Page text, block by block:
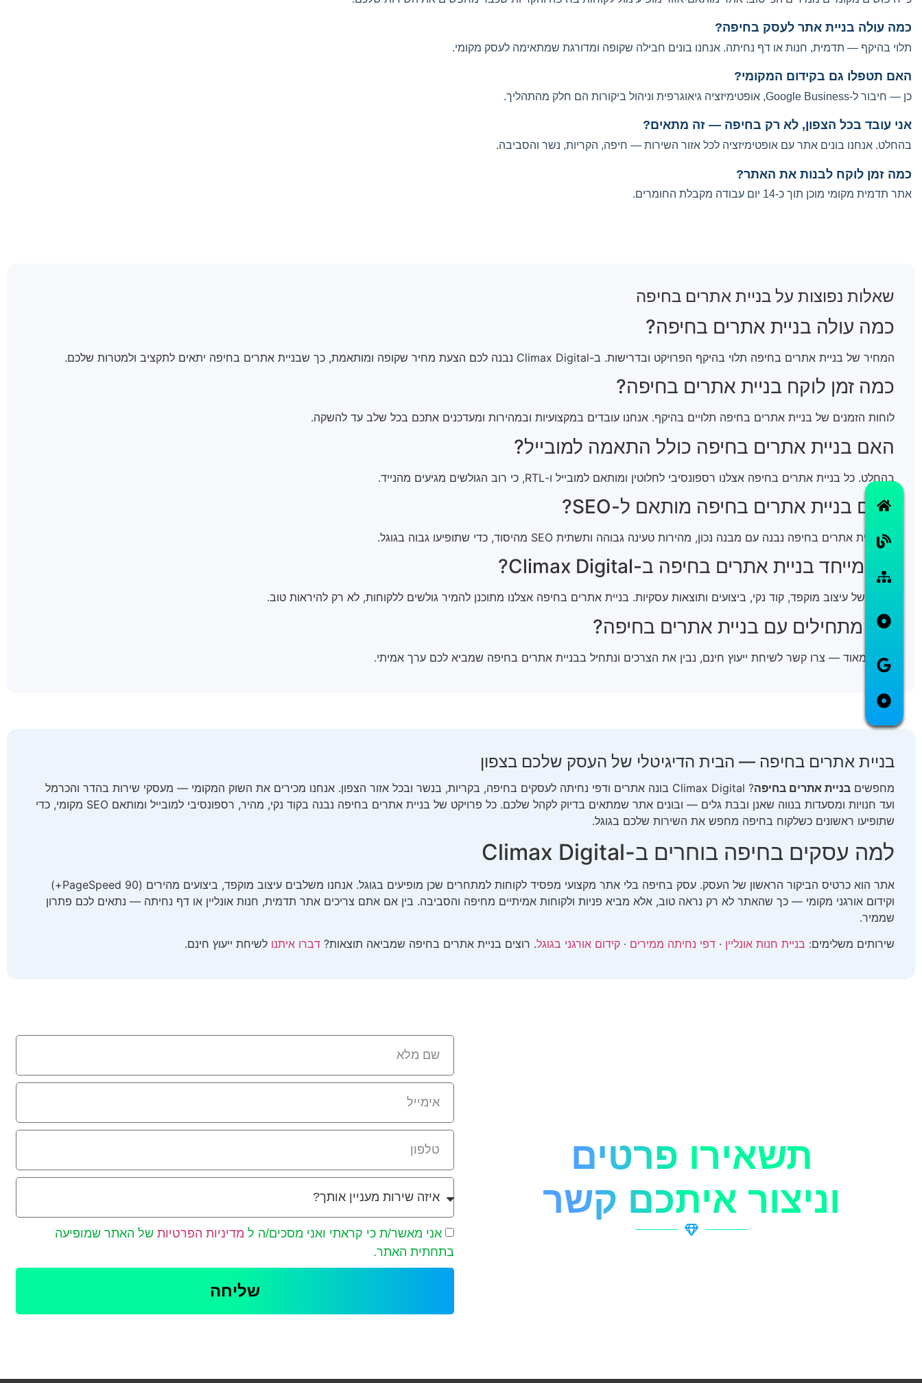
כמה עולה בניית אתר לעסק בחיפה?
תלוי בהיקף — תדמית, חנות או דף נחיתה. אנחנו בונים חבילה שקופה ומדורגת שמתאימה לעסק מקומי.
האם תטפלו גם בקידום המקומי?
כן — חיבור ל-Google Business, אופטימיזציה גיאוגרפית וניהול ביקורות הם חלק מהתהליך.
אני עובד בכל הצפון, לא רק בחיפה — זה מתאים?
בהחלט. אנחנו בונים אתר עם אופטימיזציה לכל אזור השירות — חיפה, הקריות, נשר והסביבה.
כמה זמן לוקח לבנות את האתר?
אתר תדמית מקומי מוכן תוך כ-14 יום עבודה מקבלת החומרים.
שאלות נפוצות על בניית אתרים בחיפה
כמה עולה בניית אתרים בחיפה?
המחיר של בניית אתרים בחיפה תלוי בהיקף הפרויקט ובדרישות. ב-Climax Digital נבנה לכם הצעת מחיר שקופה ומותאמת, כך שבניית אתרים בחיפה יתאים לתקציב ולמטרות שלכם.
כמה זמן לוקח בניית אתרים בחיפה?
לוחות הזמנים של בניית אתרים בחיפה תלויים בהיקף. אנחנו עובדים במקצועיות ובמהירות ומעדכנים אתכם בכל שלב עד להשקה.
האם בניית אתרים בחיפה כולל התאמה למובייל?
בהחלט. כל בניית אתרים בחיפה אצלנו רספונסיבי לחלוטין ומותאם למובייל ו-RTL, כי רוב הגולשים מגיעים מהנייד.
האם בניית אתרים בחיפה מותאם ל-SEO?
כן. בניית אתרים בחיפה נבנה עם מבנה נכון, מהירות טעינה גבוהה ותשתית SEO מהיסוד, כדי שתופיעו גבוה בגוגל.
מה מייחד בניית אתרים בחיפה ב-Climax Digital?
שילוב של עיצוב מוקפד, קוד נקי, ביצועים ותוצאות עסקיות. בניית אתרים בחיפה אצלנו מתוכנן להמיר גולשים ללקוחות, לא רק להיראות טוב.
איך מתחילים עם בניית אתרים בחיפה?
פשוט מאוד — צרו קשר לשיחת ייעוץ חינם, נבין את הצרכים ונתחיל בבניית אתרים בחיפה שמביא לכם ערך אמיתי.
בניית אתרים בחיפה — הבית הדיגיטלי של העסק שלכם בצפון
מחפשים בניית אתרים בחיפה
? Climax Digital בונה אתרים ודפי נחיתה לעסקים בחיפה, בקריות, בנשר ובכל אזור הצפון. אנחנו מכירים את השוק המקומי — מעסקי שירות בהדר והכרמל
ועד חנויות ומסעדות בנווה שאנן ובבת גלים — ובונים אתר שמתאים בדיוק לקהל שלכם. כל פרויקט של בניית אתרים בחיפה נבנה בקוד נקי, מהיר, רספונסיבי למובייל ומותאם SEO מקומי, כדי
שתופיעו ראשונים כשלקוח בחיפה מחפש את השירות שלכם בגוגל.
למה עסקים בחיפה בוחרים ב-Climax Digital
אתר הוא כרטיס הביקור הראשון של העסק. עסק בחיפה בלי אתר מקצועי מפסיד לקוחות למתחרים שכן מופיעים בגוגל. אנחנו משלבים עיצוב מוקפד, ביצועים מהירים (PageSpeed 90+)
וקידום אורגני מקומי — כך שהאתר לא רק נראה טוב, אלא מביא פניות ולקוחות אמיתיים מחיפה והסביבה. בין אם אתם צריכים אתר תדמית, חנות אונליין או דף נחיתה — נתאים לכם פתרון
שממיר.
שירותים משלימים: בניית חנות אונליין · דפי נחיתה ממירים · קידום אורגני בגוגל. רוצים בניית אתרים בחיפה שמביאה תוצאות? דברו איתנו לשיחת ייעוץ חינם.
תשאירו פרטים
וניצור איתכם קשר
אני מאשר/ת כי קראתי ואני מסכים/ה ל מדיניות הפרטיות של האתר שמופיעה
בתחתית האתר.
שליחה